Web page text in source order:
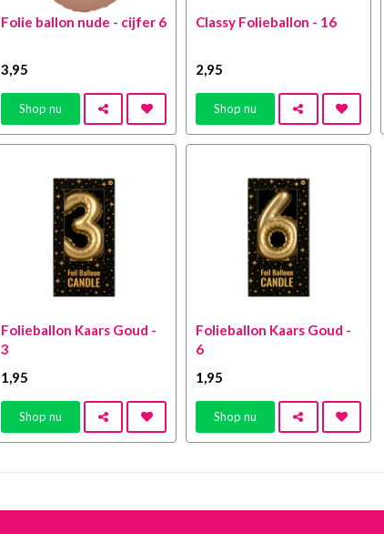
Folie ballon nude - cijfer 6
3,95
Shop nu
Classy Folieballon - 16
2,95
Shop nu
Folieballon Kaars Goud -
3
1,95
Shop nu
Folieballon Kaars Goud -
6
1,95
Shop nu